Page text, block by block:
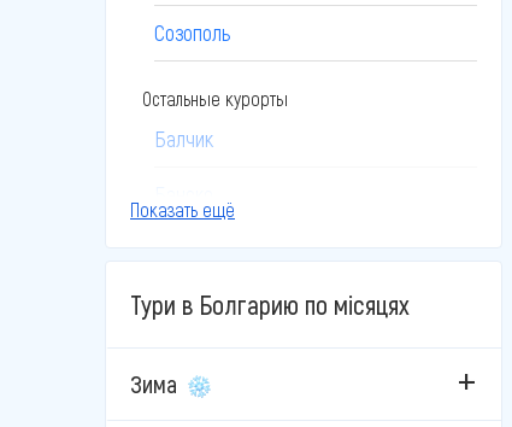
Созополь
Остальные курорты
Балчик
Боровец
Бургас
Велико-Тырново
Показать ещё
Тури в Болгарию по місяцях
Зима